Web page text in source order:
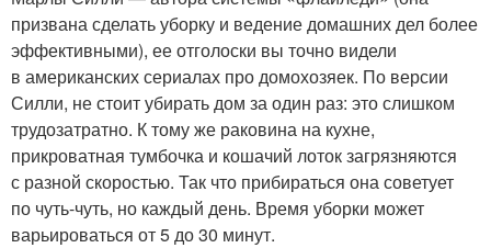
призвана сделать уборку и ведение домашних дел более
эффективными), ее отголоски вы точно видели
в американских сериалах про домохозяек. По версии
Силли, не стоит убирать дом за один раз: это слишком
трудозатратно. К тому же раковина на кухне,
прикроватная тумбочка и кошачий лоток загрязняются
с разной скоростью. Так что прибираться она советует
по чуть-чуть, но каждый день. Время уборки может
варьироваться от 5 до 30 минут.